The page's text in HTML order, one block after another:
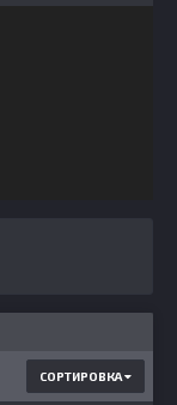
СОРТИРОВКА